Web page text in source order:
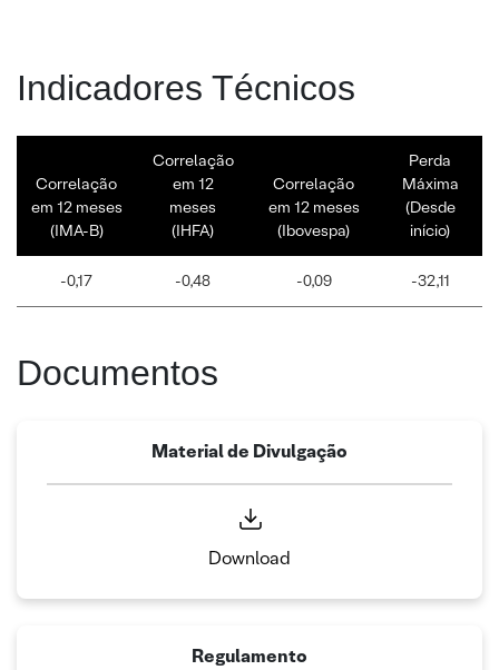
Indicadores Técnicos
Correlação
em 12 meses
(IMA-B)
Correlação
em 12
meses
(IHFA)
Correlação
em 12 meses
(Ibovespa)
Perda
Máxima
(Desde
início)
-0,17 -0,48 -0,09 -32,11
Documentos
Material de Divulgação
Download
Regulamento